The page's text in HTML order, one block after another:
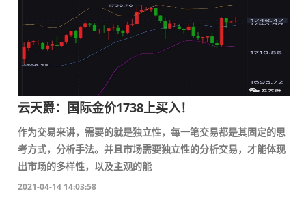
云天爵：国际金价1738上买入！
作为交易来讲，需要的就是独立性，每一笔交易都是其固定的思
考方式，分析手法。并且市场需要独立性的分析交易，才能体现
出市场的多样性，以及主观的能
2021-04-14 14:03:58